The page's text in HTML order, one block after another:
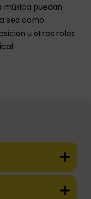
música puedan
sea como
u otros roles